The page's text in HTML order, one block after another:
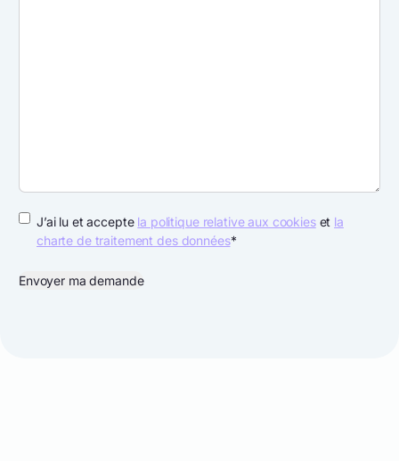
RGPD*
J’ai lu et accepte la politique relative aux cookieset la
charte de traitement des données*
Envoyer ma demande